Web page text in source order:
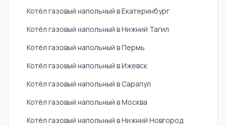
Котёл газовый напольный в Екатеринбург
Котёл газовый напольный в Нижний Тагил
Котёл газовый напольный в Пермь
Котёл газовый напольный в Ижевск
Котёл газовый напольный в Сарапул
Котёл газовый напольный в Москва
Котёл газовый напольный в Нижний Новгород